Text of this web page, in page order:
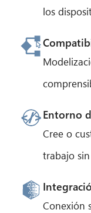
los
Entorno
Cree o
trabajo
Conexión